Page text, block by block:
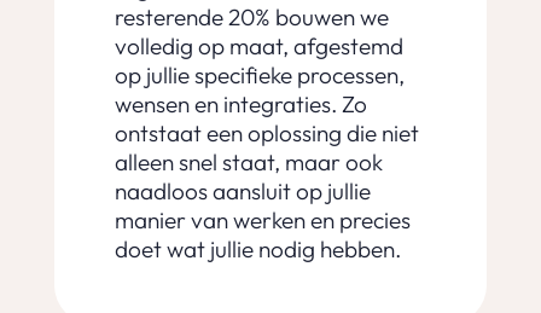
resterende 20% bouwen we
volledig op maat, afgestemd
op jullie specifieke processen,
wensen en integraties. Zo
ontstaat een oplossing die niet
alleen snel staat, maar ook
naadloos aansluit op jullie
manier van werken en precies
doet wat jullie nodig hebben.